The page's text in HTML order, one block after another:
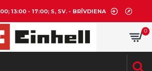
13:00 - 17:00; S, SV. - BRĪVDIENA
0